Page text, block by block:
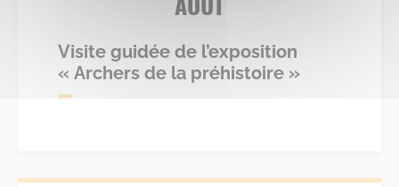
Visite guidée de l’exposition
« Archers de la préhistoire »